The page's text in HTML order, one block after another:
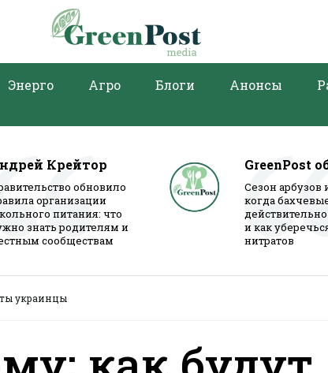
Энерго Агро Блоги Анонсы
Крейтор
обновило
организации
питания: что
знать родителям и
сообществам
GreenPost
Сезон арбузов
когда
и как
нитратов
украинцы